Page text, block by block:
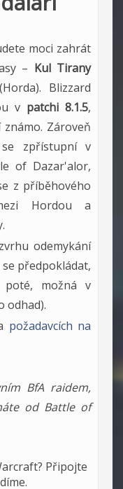
moci zahrát
– Kul Tirany
Blizzard
v patchi 8.1.5,
Zároveň
zpřístupní v
of Dazar'alor,
z příběhového
Hordou a
odemykání
se předpokládat,
poté, možná v
odhad).
požadavcích na
BfA raidem,
od Battle of
Připojte